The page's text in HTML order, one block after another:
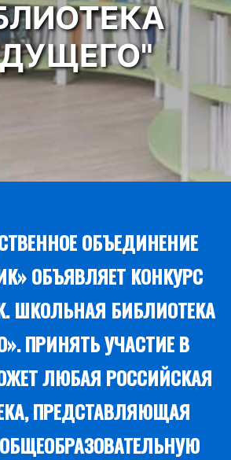
ОБЪЕДИНЕНИЕ
ОБЪЯВЛЯЕТ КОНКУРС
ШКОЛЬНАЯ БИБЛИОТЕКА
ПРИНЯТЬ УЧАСТИЕ В
ЛЮБАЯ РОССИЙСКАЯ
ПРЕДСТАВЛЯЮЩАЯ